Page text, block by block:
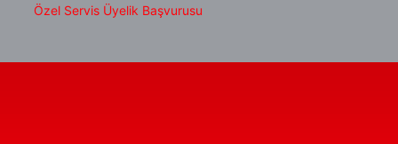
Özel Servis Üyelik Başvurusu